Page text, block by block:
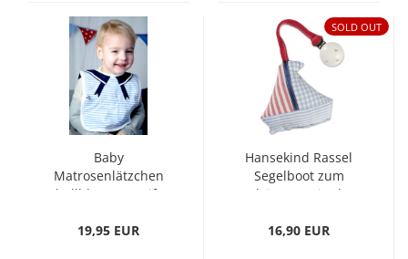
Baby
Matrosenlätzchen
hellblau-gestreift
19,95 EUR
SOLD OUT
Hansekind Rassel
Segelboot zum
Anhängen mit Klett
16,90 EUR